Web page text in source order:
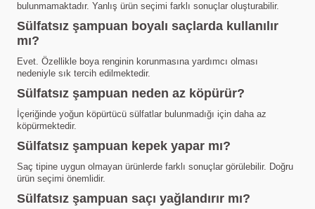
bulunmamaktadır. Yanlış ürün seçimi farklı sonuçlar oluşturabilir.
Sülfatsız şampuan boyalı saçlarda kullanılır
mı?
Evet. Özellikle boya renginin korunmasına yardımcı olması
nedeniyle sık tercih edilmektedir.
Sülfatsız şampuan neden az köpürür?
İçeriğinde yoğun köpürtücü sülfatlar bulunmadığı için daha az
köpürmektedir.
Sülfatsız şampuan kepek yapar mı?
Saç tipine uygun olmayan ürünlerde farklı sonuçlar görülebilir. Doğru
ürün seçimi önemlidir.
Sülfatsız şampuan saçı yağlandırır mı?